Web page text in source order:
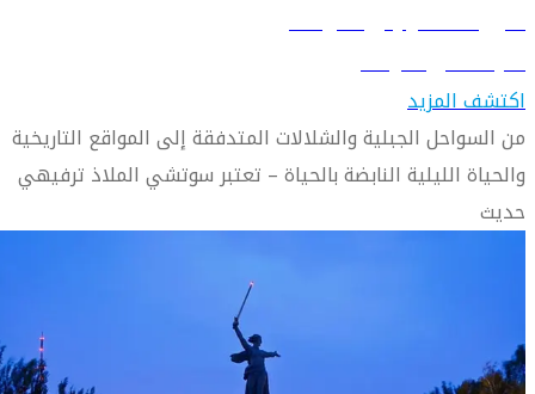
دليل السفر إلى سوتشي
تعرّف على سوتشي
اكتشف المزيد
من السواحل الجبلية والشلالات المتدفقة إلى المواقع التاريخية
والحياة الليلية النابضة بالحياة – تعتبر سوتشي الملاذ ترفيهي
حديث